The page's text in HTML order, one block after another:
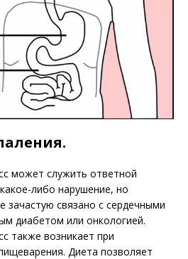
может служить ответной
либо нарушение, но
зачастую связано с сердечными
диабетом или онкологией.
также возникает при
Диета позволяет